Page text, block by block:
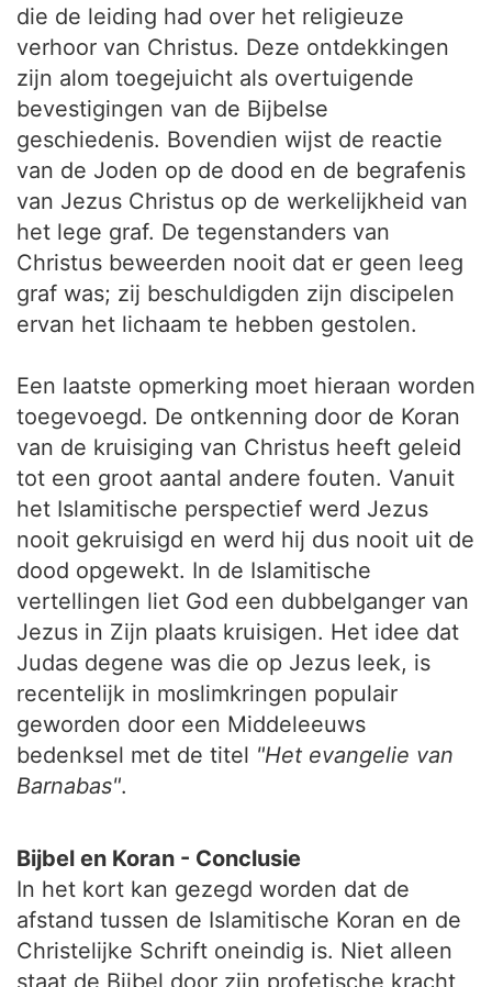
die de leiding had over het religieuze
verhoor van Christus. Deze ontdekkingen
zijn alom toegejuicht als overtuigende
bevestigingen van de Bijbelse
geschiedenis. Bovendien wijst de reactie
van de Joden op de dood en de begrafenis
van Jezus Christus op de werkelijkheid van
het lege graf. De tegenstanders van
Christus beweerden nooit dat er geen leeg
graf was; zij beschuldigden zijn discipelen
ervan het lichaam te hebben gestolen.
Een laatste opmerking moet hieraan worden
toegevoegd. De ontkenning door de Koran
van de kruisiging van Christus heeft geleid
tot een groot aantal andere fouten. Vanuit
het Islamitische perspectief werd Jezus
nooit gekruisigd en werd hij dus nooit uit de
dood opgewekt. In de Islamitische
vertellingen liet God een dubbelganger van
Jezus in Zijn plaats kruisigen. Het idee dat
Judas degene was die op Jezus leek, is
recentelijk in moslimkringen populair
geworden door een Middeleeuws
bedenksel met de titel "Het evangelie van
Barnabas".
Bijbel en Koran - Conclusie
In het kort kan gezegd worden dat de
afstand tussen de Islamitische Koran en de
Christelijke Schrift oneindig is. Niet alleen
staat de Bijbel door zijn profetische kracht